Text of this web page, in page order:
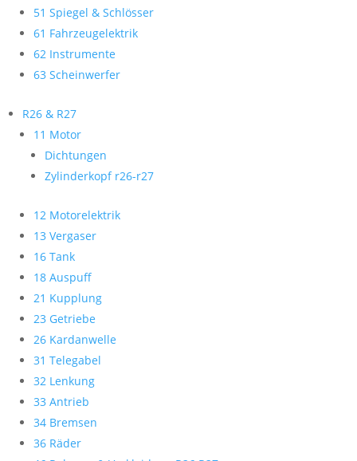
51 Spiegel & Schlösser
61 Fahrzeugelektrik
62 Instrumente
63 Scheinwerfer
R26 & R27
11 Motor
Dichtungen
Zylinderkopf r26-r27
12 Motorelektrik
13 Vergaser
16 Tank
18 Auspuff
21 Kupplung
23 Getriebe
26 Kardanwelle
31 Telegabel
32 Lenkung
33 Antrieb
34 Bremsen
36 Räder